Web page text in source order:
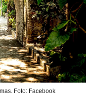
Foto: Facebook